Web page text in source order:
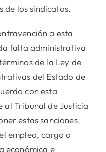
de los sindicatos.
a esta
falta administrativa
de la Ley de
del Estado de
con esta
Tribunal de Justicia
estas sanciones,
empleo, cargo o
económica e